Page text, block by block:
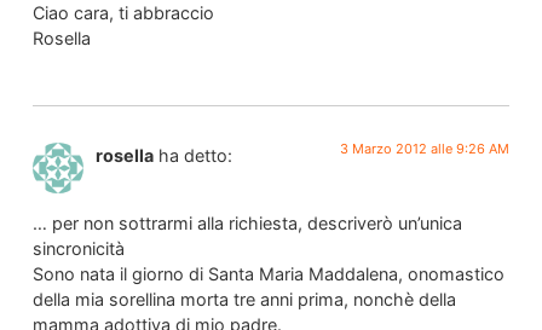
Ciao cara, ti abbraccio
Rosella
rosella ha detto: 3 Marzo 2012 alle 9:26 AM
… per non sottrarmi alla richiesta, descriverò un’unica
sincronicità
Sono nata il giorno di Santa Maria Maddalena, onomastico
della mia sorellina morta tre anni prima, nonchè della
mamma adottiva di mio padre.